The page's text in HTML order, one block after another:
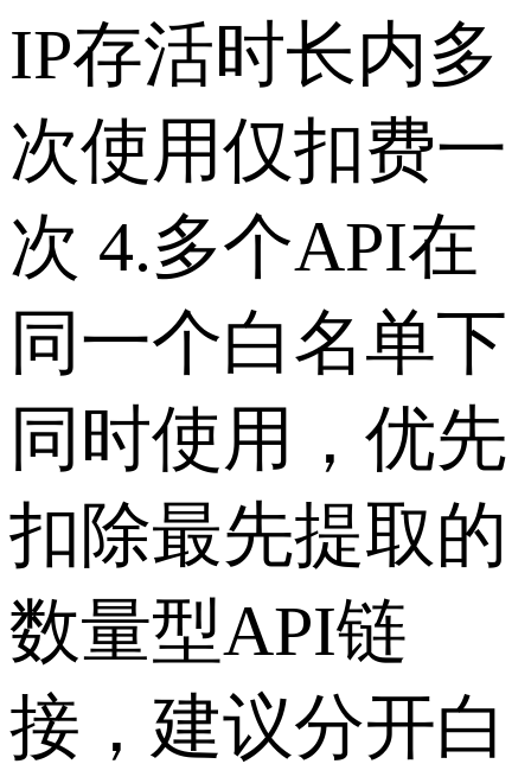
IP存活时长内多
次使用仅扣费一
次 4.多个API在
同一个白名单下
同时使用，优先
扣除最先提取的
数量型API链
接，建议分开白